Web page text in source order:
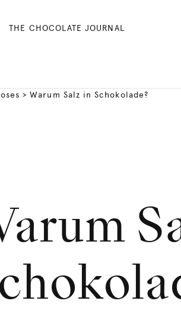
THE CHOCOLATE JOURNAL
>Warum Salz in Schokolade?